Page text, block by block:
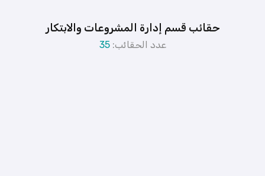
حقائب قسم إدارة المشروعات والابتكار
عدد الحقائب:35